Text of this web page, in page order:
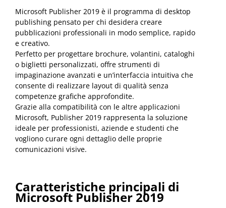
Microsoft Publisher 2019 è il programma di desktop
publishing pensato per chi desidera creare
pubblicazioni professionali in modo semplice, rapido
e creativo.
Perfetto per progettare brochure, volantini, cataloghi
o biglietti personalizzati, offre strumenti di
impaginazione avanzati e un’interfaccia intuitiva che
consente di realizzare layout di qualità senza
competenze grafiche approfondite.
Grazie alla compatibilità con le altre applicazioni
Microsoft, Publisher 2019 rappresenta la soluzione
ideale per professionisti, aziende e studenti che
vogliono curare ogni dettaglio delle proprie
comunicazioni visive.
Caratteristiche principali di
Microsoft Publisher 2019